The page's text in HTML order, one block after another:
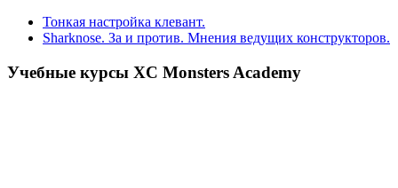
Тонкая настройка клевант.
Sharknose. За и против. Мнения ведущих конструкторов.
Учебные курсы XC Monsters Academy